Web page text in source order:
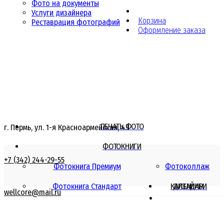
Фото на документы
Услуги дизайнера
Реставрация фотографий
Корзина
Оформление заказа
г. Пермь, ул. 1-я Красноармейская, 43
+7 (342) 244-29-55
wellcore@mail.ru
ПЕЧАТЬ ФОТО
ФОТОКНИГИ
Фотокнига Премиум
Фотокнига Стандарт
Фотоколлаж
КАЛЕНДАРИ
ДИЗАЙНЫ